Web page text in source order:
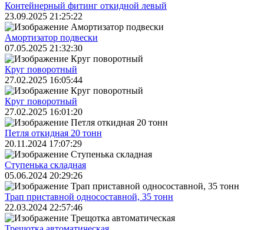
Контейнерный фитинг откидной левый
23.09.2025 21:25:22
Амортизатор подвески
07.05.2025 21:32:30
Круг поворотный
27.02.2025 16:05:44
Круг поворотный
27.02.2025 16:01:20
Петля откидная 20 тонн
20.11.2024 17:07:29
Ступенька складная
05.06.2024 20:29:26
Трап приставной односоставной, 35 тонн
22.03.2024 22:57:46